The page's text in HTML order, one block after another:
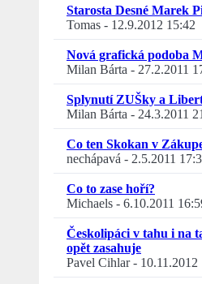
Starosta Desné Marek
Tomas - 12.9.2012 15:42
Nová grafická podoba
Milan Bárta - 27.2.2011
Splynutí ZUŠky a
Milan Bárta - 24.3.2011
Co ten Skokan v
nechápavá - 2.5.2011
Co to zase hoří?
Michaels - 6.10.2011
Českolipáci v tahu i na
opět zasahuje
Pavel Cihlar- 10.11.2012